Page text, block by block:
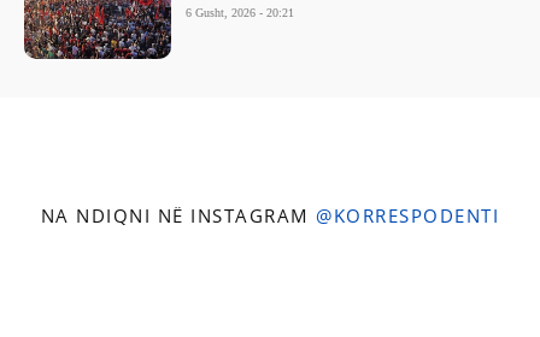
6 Gusht, 2026 - 20:21
NA NDIQNI NË INSTAGRAM @KORRESPODENTI